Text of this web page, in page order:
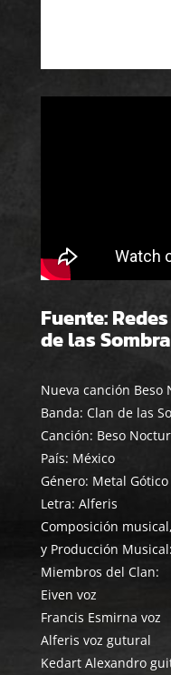
Fuente:
de las
Nueva canción Beso
Banda: Clan de las
Canción: Beso
País: México
Género: Metal
Letra: Alferis
Composición
y Producción
Miembros del Clan:
Eiven voz
Francis Esmirna voz
Alferis voz gutural
Kedart Alexandro